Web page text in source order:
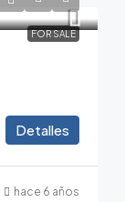
FOR SALE
Detalles
hace 6 años